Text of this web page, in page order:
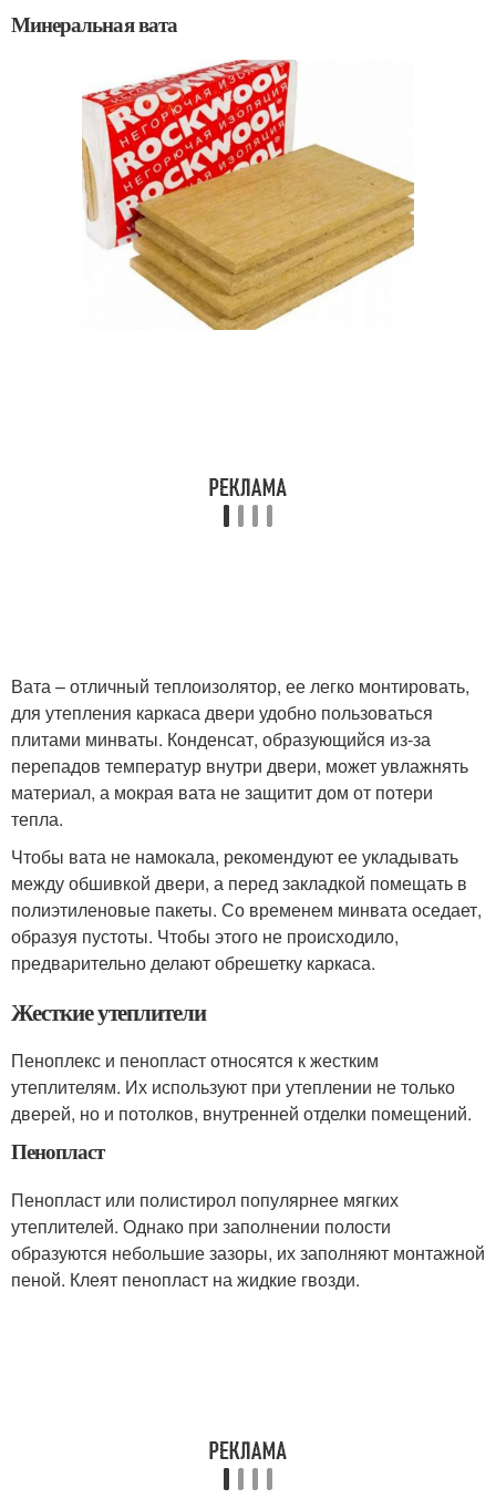
Минеральная вата
Вата – отличный теплоизолятор, ее легко монтировать,
для утепления каркаса двери удобно пользоваться
плитами минваты. Конденсат, образующийся из-за
перепадов температур внутри двери, может увлажнять
материал, а мокрая вата не защитит дом от потери
тепла.
Чтобы вата не намокала, рекомендуют ее укладывать
между обшивкой двери, а перед закладкой помещать в
полиэтиленовые пакеты. Со временем минвата оседает,
образуя пустоты. Чтобы этого не происходило,
предварительно делают обрешетку каркаса.
Жесткие утеплители
Пеноплекс и пенопласт относятся к жестким
утеплителям. Их используют при утеплении не только
дверей, но и потолков, внутренней отделки помещений.
Пенопласт
Пенопласт или полистирол популярнее мягких
утеплителей. Однако при заполнении полости
образуются небольшие зазоры, их заполняют монтажной
пеной. Клеят пенопласт на жидкие гвозди.